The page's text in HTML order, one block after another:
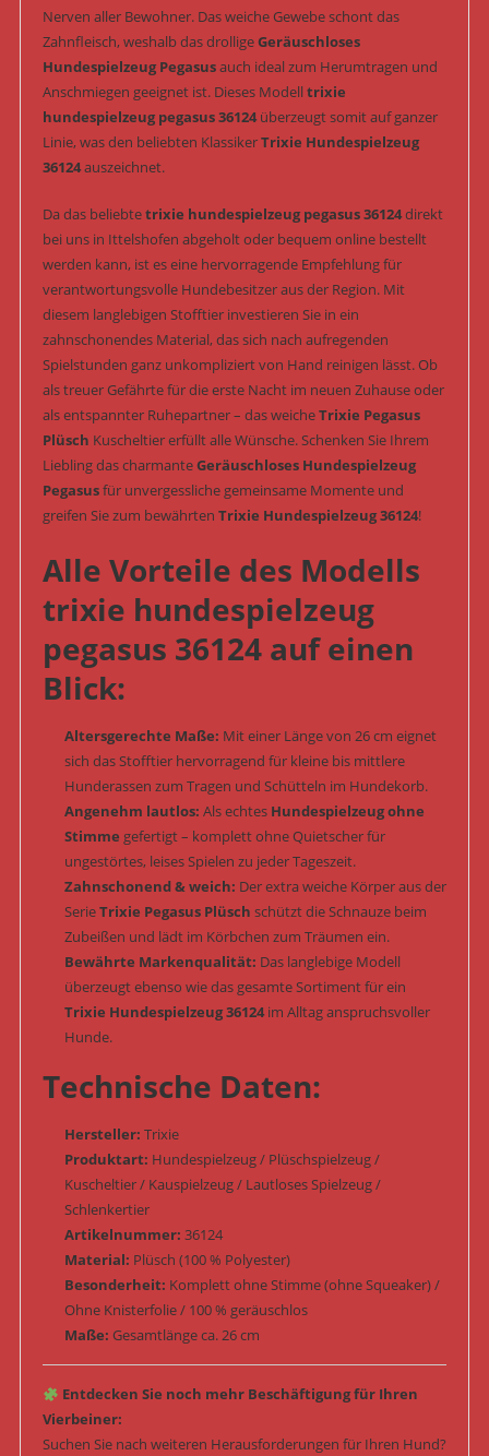
Nerven aller Bewohner. Das weiche Gewebe schont das
Zahnfleisch, weshalb das drolligeGeräuschloses
Hundespielzeug Pegasusauch ideal zum Herumtragen und
Anschmiegen geeignet ist. Dieses Modelltrixie
hundespielzeug pegasus 36124überzeugt somit auf ganzer
Linie, was den beliebten KlassikerTrixie Hundespielzeug
36124auszeichnet.
Da das beliebtetrixie hundespielzeug pegasus 36124direkt
bei uns in Ittelshofen abgeholt oder bequem online bestellt
werden kann, ist es eine hervorragende Empfehlung für
verantwortungsvolle Hundebesitzer aus der Region. Mit
diesem langlebigen Stofftier investieren Sie in ein
zahnschonendes Material, das sich nach aufregenden
Spielstunden ganz unkompliziert von Hand reinigen lässt. Ob
als treuer Gefährte für die erste Nacht im neuen Zuhause oder
als entspannter Ruhepartner – das weicheTrixie Pegasus
Plüsch Kuscheltier erfüllt alle Wünsche. Schenken Sie Ihrem
Liebling das charmanteGeräuschloses Hundespielzeug
Pegasusfür unvergessliche gemeinsame Momente und
greifen Sie zum bewährten Trixie Hundespielzeug 36124!
Alle Vorteile des Modells
trixie hundespielzeug
pegasus 36124 auf einen
Blick:
Altersgerechte Maße: Mit einer Länge von 26 cm eignet
sich das Stofftier hervorragend für kleine bis mittlere
Hunderassen zum Tragen und Schütteln im Hundekorb.
Angenehm lautlos: Als echtes Hundespielzeug ohne
Stimme gefertigt – komplett ohne Quietscher für
ungestörtes, leises Spielen zu jeder Tageszeit.
Zahnschonend & weich: Der extra weiche Körper aus der
SerieTrixie Pegasus Plüsch schützt die Schnauze beim
Zubeißen und lädt im Körbchen zum Träumen ein.
Bewährte Markenqualität: Das langlebige Modell
überzeugt ebenso wie das gesamte Sortiment für ein
Trixie Hundespielzeug 36124im Alltag anspruchsvoller
Hunde.
Technische Daten:
Hersteller: Trixie
Produktart: Hundespielzeug / Plüschspielzeug /
Kuscheltier / Kauspielzeug / Lautloses Spielzeug /
Schlenkertier
Artikelnummer: 36124
Material: Plüsch (100 % Polyester)
Besonderheit: Komplett ohne Stimme (ohne Squeaker) /
Ohne Knisterfolie / 100 % geräuschlos
Maße: Gesamtlänge ca. 26 cm
Entdecken Sie noch mehr Beschäftigung für Ihren
Vierbeiner:
Suchen Sie nach weiteren Herausforderungen für Ihren Hund?